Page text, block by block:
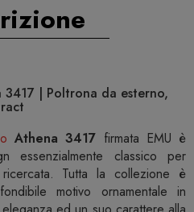
3417 | Poltrona da esterno,
Athena 3417 firmata EMU è
essenzialmente classico per
ricercata. Tutta la collezione è
motivo ornamentale in